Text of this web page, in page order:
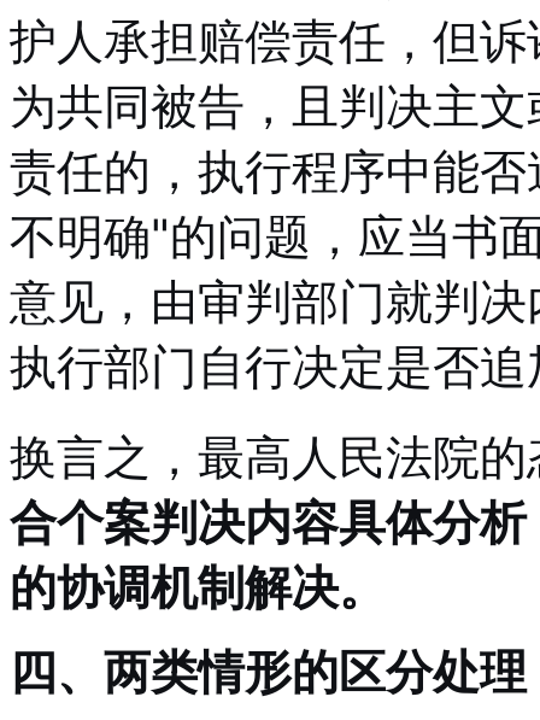
护人承担赔偿责任，但
为共同被告，且判决主
责任的，执行程序中能
不明确"的问题，应当书
意见，由审判部门就判
执行部门自行决定是否追
换言之，最高人民法院
合个案判决内容具体分
的协调机制解决。
四、两类情形的区分处理